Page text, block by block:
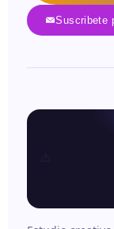
Suscribete